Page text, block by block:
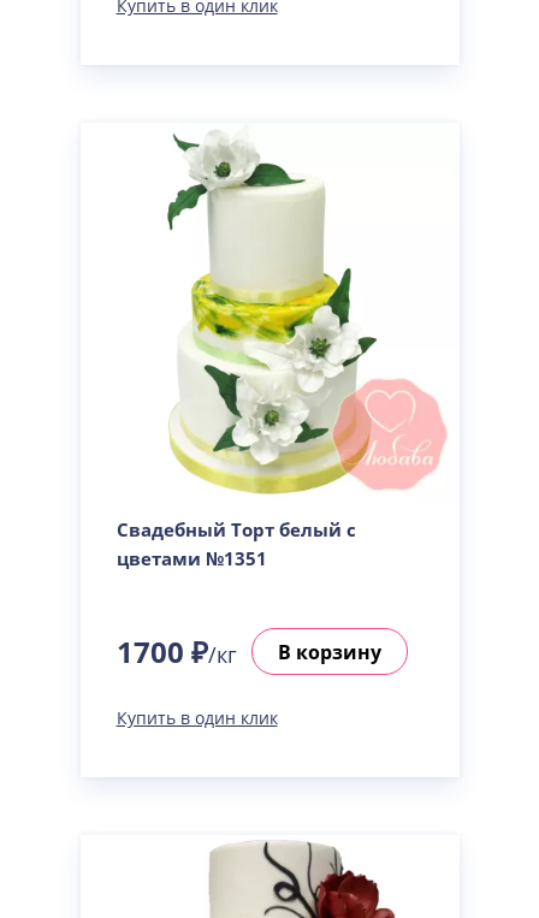
Купить в один клик
Свадебный Торт белый с
цветами №1351
1700 ₽/кг В корзину
Купить в один клик